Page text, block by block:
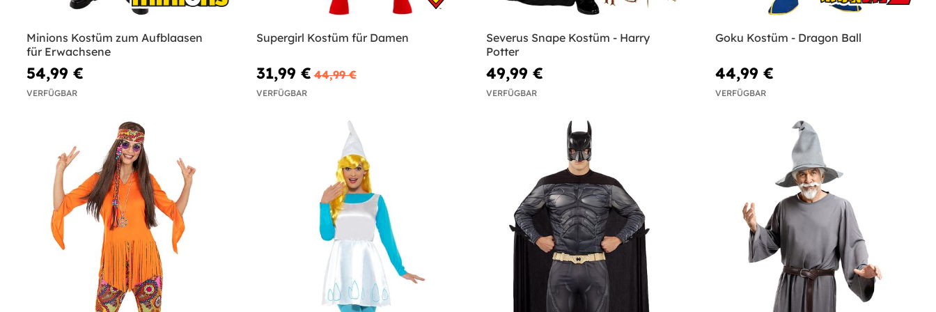
Minions Kostüm zum Aufblaasen
für Erwachsene
54,99 €
VERFÜGBAR
Supergirl Kostüm für Damen
31,99 € 44,99 €
VERFÜGBAR
Severus Snape Kostüm - Harry
Potter
49,99 €
VERFÜGBAR
Goku Kostüm - Dragon Ball
44,99 €
VERFÜGBAR